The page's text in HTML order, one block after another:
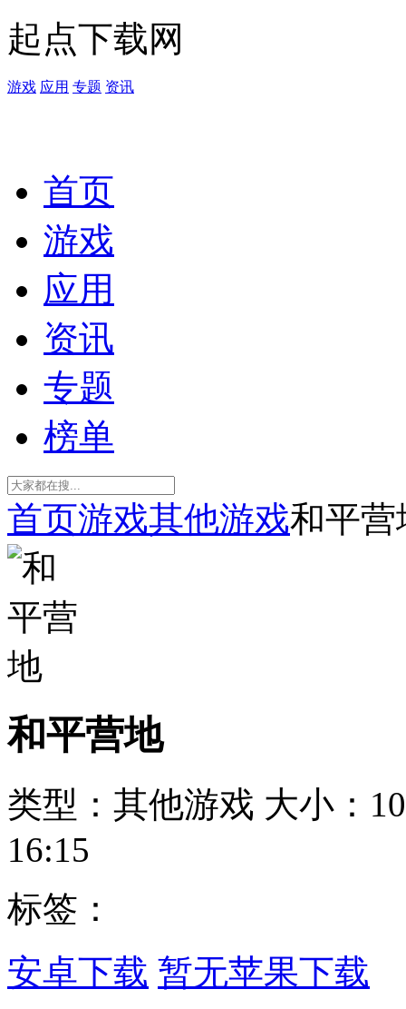
起点下载网
游戏 应用 专题 资讯
首页
游戏
应用
资讯
专题
榜单
首页游戏其他游戏和平营
和平营地
类型：其他游戏 大小：
16:15
标签：
安卓下载 暂无苹果下载